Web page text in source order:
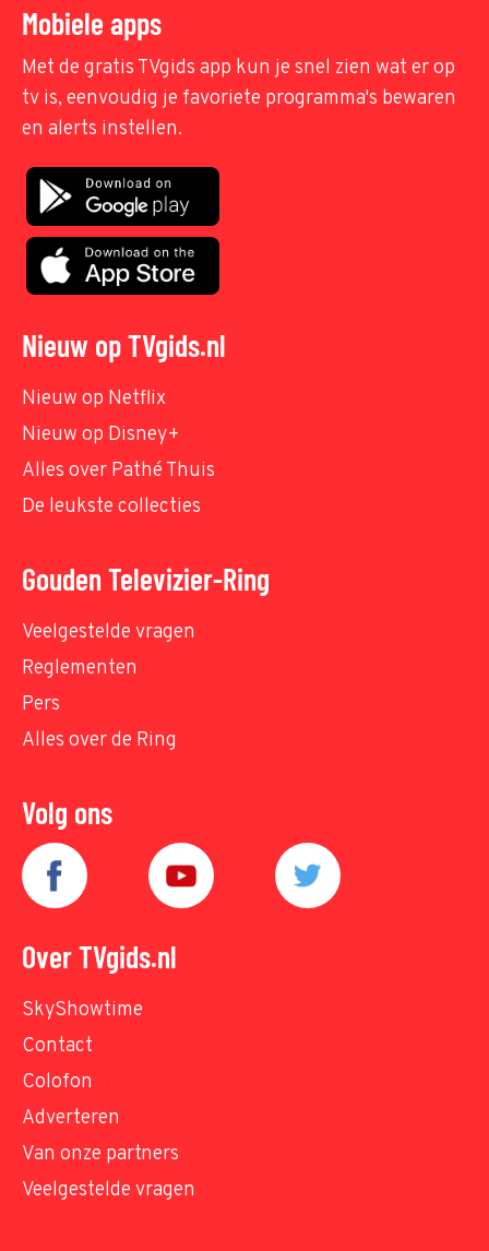
Mobiele apps
Met de gratis TVgids app kun je snel zien wat er op
tv is, eenvoudig je favoriete programma's bewaren
en alerts instellen.
Nieuw op TVgids.nl
Nieuw op Netflix
Nieuw op Disney+
Alles over Pathé Thuis
De leukste collecties
Gouden Televizier-Ring
Veelgestelde vragen
Reglementen
Pers
Alles over de Ring
Volg ons
Over TVgids.nl
SkyShowtime
Contact
Colofon
Adverteren
Van onze partners
Veelgestelde vragen